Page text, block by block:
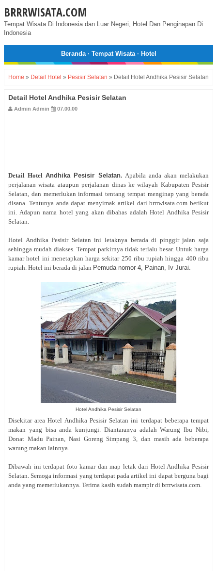
BRRRWISATA.COM
Tempat Wisata Di Indonesia dan Luar Negeri, Hotel Dan Penginapan Di
Indonesia
Beranda· Tempat Wisata· Hotel
Home » Detail Hotel » Pesisir Selatan » Detail Hotel Andhika Pesisir Selatan
Detail Hotel Andhika Pesisir Selatan
Admin Admin 07.00.00
Detail HotelAndhika Pesisir Selatan. Apabila anda akan melakukan
perjalanan wisata ataupun perjalanan dinas ke wilayah Kabupaten Pesisir
Selatan, dan memerlukan informasi tentang tempat menginap yang berada
disana. Tentunya anda dapat menyimak artikel dari brrrwisata.com berikut
ini. Adapun nama hotel yang akan dibahas adalah Hotel Andhika Pesisir
Selatan.
Hotel Andhika Pesisir Selatan ini letaknya berada di pinggir jalan saja
sehingga mudah diakses. Tempat parkirnya tidak terlalu besar. Untuk harga
kamar hotel ini menetapkan harga sekitar 250 ribu rupiah hingga 400 ribu
rupiah. Hotel ini berada di jalan Pemuda nomor 4, Painan, Iv Jurai.
Hotel Andhika Pesisir Selatan
Disekitar area Hotel Andhika Pesisir Selatan ini terdapat beberapa tempat
makan yang bisa anda kunjungi. Diantaranya adalah Warung Ibu Nibi,
Donat Madu Painan, Nasi Goreng Simpang 3, dan masih ada beberapa
warung makan lainnya.
Dibawah ini terdapat foto kamar dan map letak dari Hotel Andhika Pesisir
Selatan. Semoga informasi yang terdapat pada artikel ini dapat berguna bagi
anda yang memerlukannya. Terima kasih sudah mampir di brrrwisata.com.